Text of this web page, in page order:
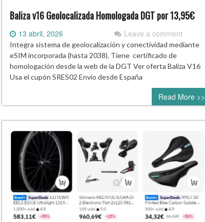
Baliza v16 Geolocalizada Homologada DGT por 13,95€
13 abril, 2026 Leave a comment
Integra sistema de geolocalización y conectividad mediante
eSIM incorporada (hasta 2038). Tiene certificado de
homologación desde la web de la DGT Ver oferta Baliza V16
Usa el cupón SRES02 Envio desde España
Read More >>